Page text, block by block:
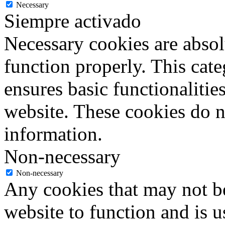
Necessary
Siempre activado
Necessary cookies are
function properly. This
ensures basic
website. These cookies do
information.
Non-necessary
Non-necessary
Any cookies that may not
website to function and is